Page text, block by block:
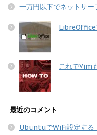
一万円以下でネットサー
LibreOffice
これでVim
最近のコメント
UbuntuでWiFi設定する